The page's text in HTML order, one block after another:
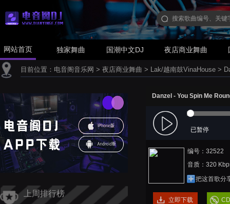
网站首页 独家舞曲 国潮中文DJ 夜店商业舞曲
目前位置： 电音阁音乐网 > 夜店商业舞曲 > Lak/越南鼓VinaHouse >
上周排行榜
Danzel - You Spin Me
已暂停
编号：32522
音质：320
把这首歌分
立即下载